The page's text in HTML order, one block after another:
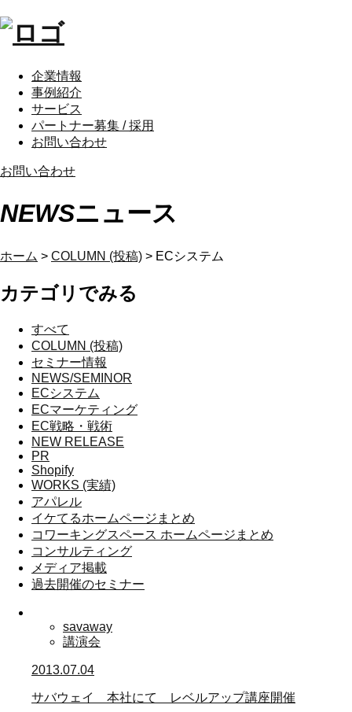
企業情報
事例紹介
サービス
パートナー募集 / 採用
お問い合わせ
お問い合わせ
NEWSニュース
ホーム > COLUMN (投稿) > ECシステム
カテゴリでみる
すべて
COLUMN (投稿)
セミナー情報
NEWS/SEMINOR
ECシステム
ECマーケティング
EC戦略・戦術
NEW RELEASE
PR
Shopify
WORKS (実績)
アパレル
イケてるホームページまとめ
コワーキングスペース ホームページまとめ
コンサルティング
メディア掲載
過去開催のセミナー
savaway
講演会
2013.07.04
サバウェイ 本社にて レベルアップ講座開催